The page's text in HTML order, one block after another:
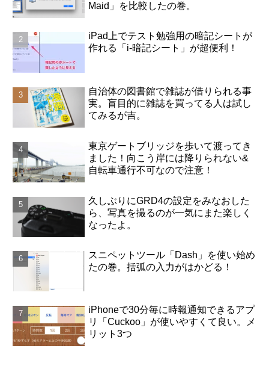
Maid」を比較したの巻。
iPad上でテスト勉強用の暗記シートが
作れる「i-暗記シート」が超便利！
自治体の図書館で雑誌が借りられる事
実。盲目的に雑誌を買ってる人は試し
てみるが吉。
東京ゲートブリッジを歩いて渡ってき
ました！向こう岸には降りられない&
自転車通行不可なので注意！
久しぶりにGRD4の設定をみなおした
ら、写真を撮るのが一気にまた楽しく
なったよ。
スニペットツール「Dash」を使い始め
たの巻。括弧の入力がはかどる！
iPhoneで30分毎に時報通知できるアプ
リ「Cuckoo」が使いやすくて良い。メ
リット3つ